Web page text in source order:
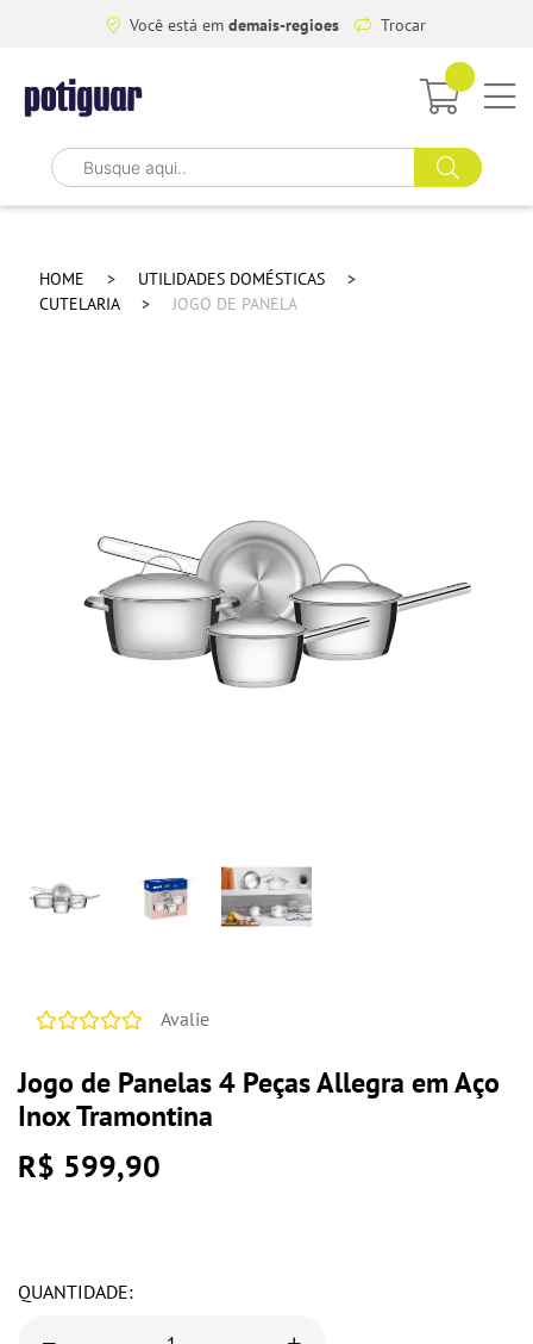
Você está em demais-regioes Trocar
HOME
UTILIDADES DOMÉSTICAS
CUTELARIA
JOGO DE PANELA
Avalie
Jogo de Panelas 4 Peças Allegra em Aço
Inox Tramontina
R$ 599,90
QUANTIDADE: